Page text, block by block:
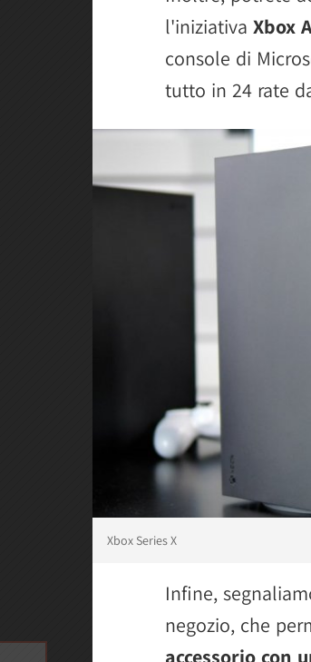
l'iniziativa Xbox
console di
tutto in 24 rate
Xbox Series X
Infine,
negozio, che
accessorio con